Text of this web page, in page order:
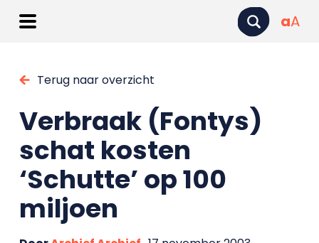
aA
Terug naar overzicht
Verbraak (Fontys)
schat kosten
‘Schutte’ op 100
miljoen